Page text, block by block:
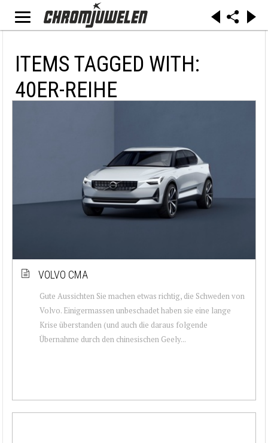
ITEMS TAGGED WITH:
40ER-REIHE
VOLVO CMA
Gute Aussichten Sie machen etwas richtig, die Schweden von
Volvo. Einigermassen unbeschadet haben sie eine lange
Krise überstanden (und auch die daraus folgende
Übernahme durch den chinesischen Geely...